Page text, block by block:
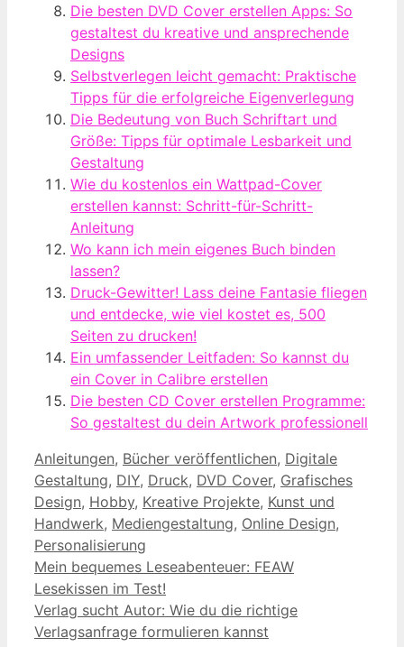
Die besten DVD Cover erstellen Apps: So
gestaltest du kreative und ansprechende
Designs
Selbstverlegen leicht gemacht: Praktische
Tipps für die erfolgreiche Eigenverlegung
Die Bedeutung von Buch Schriftart und
Größe: Tipps für optimale Lesbarkeit und
Gestaltung
Wie du kostenlos ein Wattpad-Cover
erstellen kannst: Schritt-für-Schritt-
Anleitung
Wo kann ich mein eigenes Buch binden
lassen?
Druck-Gewitter! Lass deine Fantasie fliegen
und entdecke, wie viel kostet es, 500
Seiten zu drucken!
Ein umfassender Leitfaden: So kannst du
ein Cover in Calibre erstellen
Die besten CD Cover erstellen Programme:
So gestaltest du dein Artwork professionell
Kategorien
Anleitungen, Bücher veröffentlichen, Digitale
Gestaltung, DIY, Druck, DVD Cover, Grafisches
Design, Hobby, Kreative Projekte, Kunst und
Handwerk, Mediengestaltung, Online Design,
Personalisierung
Mein bequemes Leseabenteuer: FEAW
Lesekissen im Test!
Verlag sucht Autor: Wie du die richtige
Verlagsanfrage formulieren kannst